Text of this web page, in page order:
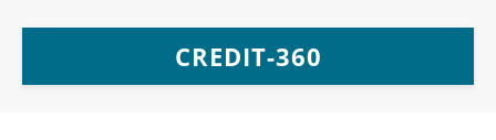
CREDIT-360